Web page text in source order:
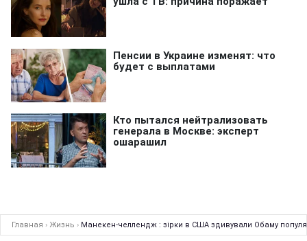
Главная › Жизнь › Манекен-челлендж : зірки в США здивували Обаму